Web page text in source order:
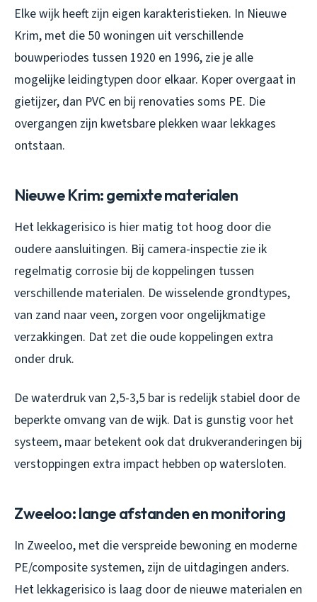
Elke wijk heeft zijn eigen karakteristieken. In Nieuwe
Krim, met die 50 woningen uit verschillende
bouwperiodes tussen 1920 en 1996, zie je alle
mogelijke leidingtypen door elkaar. Koper overgaat in
gietijzer, dan PVC en bij renovaties soms PE. Die
overgangen zijn kwetsbare plekken waar lekkages
ontstaan.
Nieuwe Krim: gemixte materialen
Het lekkagerisico is hier matig tot hoog door die
oudere aansluitingen. Bij camera-inspectie zie ik
regelmatig corrosie bij de koppelingen tussen
verschillende materialen. De wisselende grondtypes,
van zand naar veen, zorgen voor ongelijkmatige
verzakkingen. Dat zet die oude koppelingen extra
onder druk.
De waterdruk van 2,5-3,5 bar is redelijk stabiel door de
beperkte omvang van de wijk. Dat is gunstig voor het
systeem, maar betekent ook dat drukveranderingen bij
verstoppingen extra impact hebben op watersloten.
Zweeloo: lange afstanden en monitoring
In Zweeloo, met die verspreide bewoning en moderne
PE/composite systemen, zijn de uitdagingen anders.
Het lekkagerisico is laag door de nieuwe materialen en